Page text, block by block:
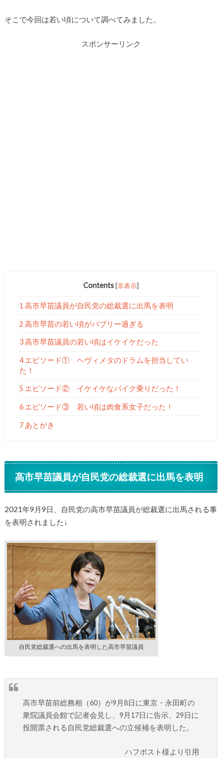
そこで今回は若い頃について調べてみました。
スポンサーリンク
Contents [非表示]
1 高市早苗議員が自民党の総裁選に出馬を表明
2 高市早苗の若い頃がバブリー過ぎる
3 高市早苗議員の若い頃はイケイケだった
4 エピソード① ヘヴィメタのドラムを担当してい
た！
5 エピソード② イケイケなバイク乗りだった！
6 エピソード③ 若い頃は肉食系女子だった！
7 あとがき
高市早苗議員が自民党の総裁選に出馬を表明
2021年9月9日、自民党の高市早苗議員が総裁選に出馬される事
を表明されました↓
自民党総裁選への出馬を表明した高市早苗議員
高市早苗前総務相（60）が9月8日に東京・永田町の
衆院議員会館で記者会見し、9月17日に告示、29日に
投開票される自民党総裁選への立候補を表明した。
ハフポスト様より引用